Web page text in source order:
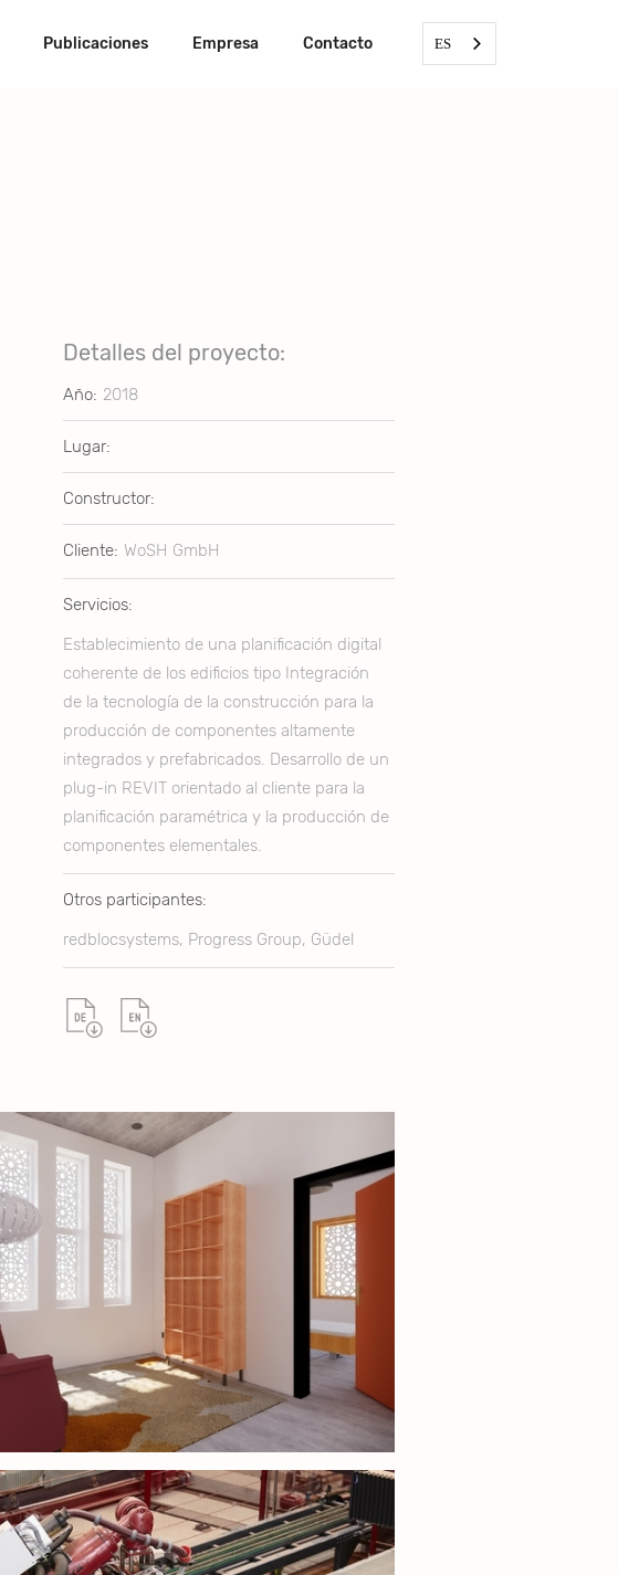
Publicaciones Empresa Contacto
Detalles del proyecto:
Año: 2018
Lugar:
Constructor:
Cliente: WoSH GmbH
Servicios:
Establecimiento de una planificación digital
coherente de los edificios tipo Integración
de la tecnología de la construcción para la
producción de componentes altamente
integrados y prefabricados. Desarrollo de un
plug-in REVIT orientado al cliente para la
planificación paramétrica y la producción de
componentes elementales.
Otros participantes:
redblocsystems, Progress Group, Güdel
ES